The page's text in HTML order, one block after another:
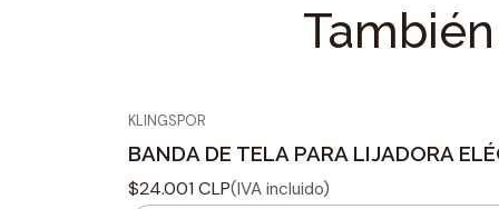
KLINGSPOR
BANDA DE TELA PARA LIJADORA
$24.001 CLP(IVA incluido)